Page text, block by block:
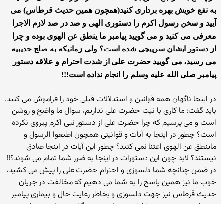
به نفع خویش بهره برداری کنید(همچون همین حدیث قرطاس) می
آیید و سخن رسول اکرم را دستوری الهی و صد در صد لازم الاجرا
معرفی می کنید و می گویید پیامبر ما ینطق عن الهوی بوده و چرا
از دستور ایشان سرپیچی شده است؟ ولی زمانیکه به صلح حدیبیه
می رسید، می گویید حضرت علی از شدت احترام و علاقه دستور
پیامبر صلی الله علیه وسلم را انجام نداده است!!!
در اینجا ناگهان همه قوانین و استدلالات قبلی خود را فراموش می کنید.
باید گفت: ما کاری با نیت حضرت علی نداریم، سوال ما واضح و روشن
است و می پرسیم که چرا حضرت علی از دستور نبی اکرم پیروی نکرده
است؟ چطور در اینجا به آیات و قوانینی همچون اطیعوا الرسول و
ماینطق عن الهوی اعتنا نمی کنید؟ چطور این آیات در اینجا صادق
نیستند؟ لابد چون این دستورات در اینجا به ضرر شما تمام می شوند؟!!
در ضمن چنانچه شما دلسوزی و احترام حضرت علی را پیش می کشید،
خوب ما نیز همین پاسخ را به شما می دهیم که مخالفت در جریان
حدیث قرطاس نیز جهت دلسوزی و بخاطر رعایت حال و بیماری پیامبر